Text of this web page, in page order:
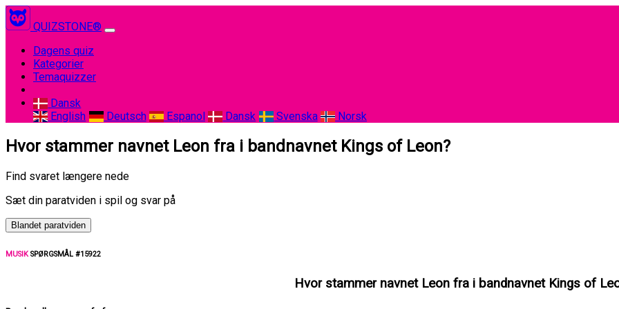
QUIZSTONE®
Dagens quiz
Kategorier
Temaquizzer
Dansk
English
Deutsch Espanol Dansk Svenska Norsk
Hvor stammer navnet Leon fra i bandnavnet Kings of Leon?
Find svaret længere nede
Sæt din paratviden i spil og svar på
Blandet paratviden
MUSIKSPØRGSMÅL #15922
Hvor stammer navnet Leon fra i bandnavnet Kings of